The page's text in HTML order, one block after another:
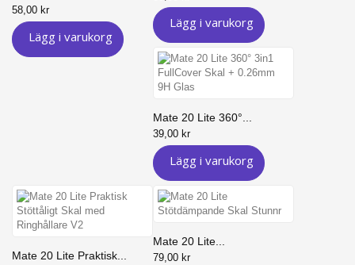
58,00 kr
Lägg i varukorg
Lägg i varukorg
Mate 20 Lite 360°...
39,00 kr
Lägg i varukorg
Mate 20 Lite Praktisk...
Mate 20 Lite...
79,00 kr